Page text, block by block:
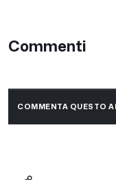
Commenti
COMMENTA QUESTO